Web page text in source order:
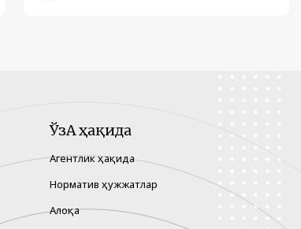
ЎзА ҳақида
Агентлик ҳақида
Норматив ҳужжатлар
Алоқа